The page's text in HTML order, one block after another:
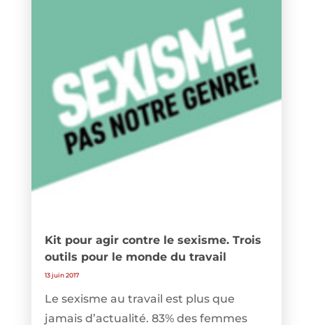
Kit pour agir contre le sexisme. Trois
outils pour le monde du travail
13 juin 2017
Le sexisme au travail est plus que
jamais d’actualité. 83% des femmes